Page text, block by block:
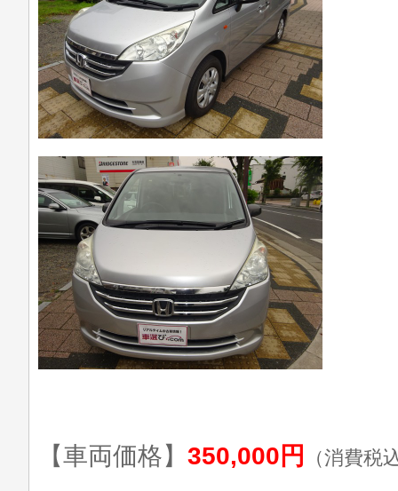
【車両価格】 350,000円 （消費税